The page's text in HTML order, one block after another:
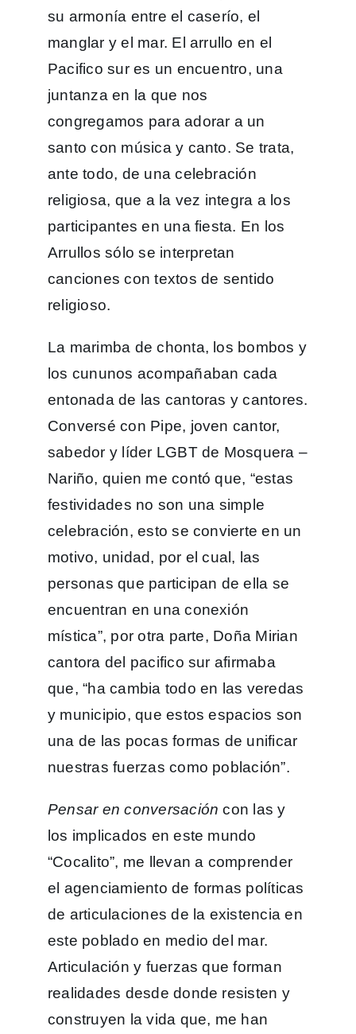
su armonía entre el caserío, el
manglar y el mar. El arrullo en el
Pacifico sur es un encuentro, una
juntanza en la que nos
congregamos para adorar a un
santo con música y canto. Se trata,
ante todo, de una celebración
religiosa, que a la vez integra a los
participantes en una fiesta. En los
Arrullos sólo se interpretan
canciones con textos de sentido
religioso.
La marimba de chonta, los bombos y
los cununos acompañaban cada
entonada de las cantoras y cantores.
Conversé con Pipe, joven cantor,
sabedor y líder LGBT de Mosquera –
Nariño, quien me contó que, “estas
festividades no son una simple
celebración, esto se convierte en un
motivo, unidad, por el cual, las
personas que participan de ella se
encuentran en una conexión
mística”, por otra parte, Doña Mirian
cantora del pacifico sur afirmaba
que, “ha cambia todo en las veredas
y municipio, que estos espacios son
una de las pocas formas de unificar
nuestras fuerzas como población”.
Pensar en conversación con las y
los implicados en este mundo
“Cocalito”, me llevan a comprender
el agenciamiento de formas políticas
de articulaciones de la existencia en
este poblado en medio del mar.
Articulación y fuerzas que forman
realidades desde donde resisten y
construyen la vida que, me han